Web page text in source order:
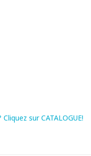
sur CATALOGUE!